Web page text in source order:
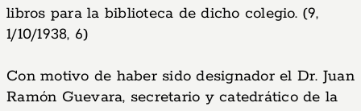
libros para la biblioteca de dicho colegio. (9,
1/10/1938, 6)
Con motivo de haber sido designador el Dr. Juan
Ramón Guevara, secretario y catedrático de la